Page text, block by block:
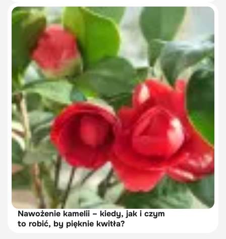
Nawożenie kamelii – kiedy, jak i czym
to robić, by pięknie kwitła?